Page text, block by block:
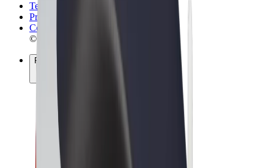
Termos & Condições
Privacidade
Cookies
© 2026 Bolt Technology OÜ
Produtos
Viagens
Trotinetes
Bolt Market
Bolt Food